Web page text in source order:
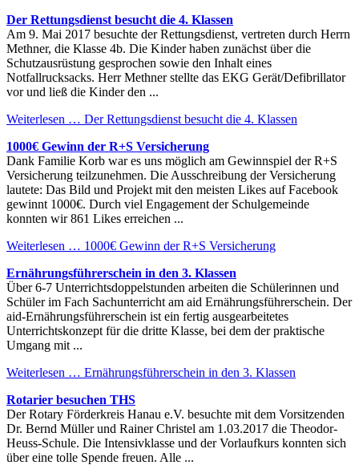
Der Rettungsdienst besucht die 4. Klassen
Am 9. Mai 2017 besuchte der Rettungsdienst, vertreten durch Herrn
Methner, die Klasse 4b. Die Kinder haben zunächst über die
Schutzausrüstung gesprochen sowie den Inhalt eines
Notfallrucksacks. Herr Methner stellte das EKG Gerät/Defibrillator
vor und ließ die Kinder den ...
Weiterlesen … Der Rettungsdienst besucht die 4. Klassen
1000€ Gewinn der R+S Versicherung
Dank Familie Korb war es uns möglich am Gewinnspiel der R+S
Versicherung teilzunehmen. Die Ausschreibung der Versicherung
lautete: Das Bild und Projekt mit den meisten Likes auf Facebook
gewinnt 1000€. Durch viel Engagement der Schulgemeinde
konnten wir 861 Likes erreichen ...
Weiterlesen … 1000€ Gewinn der R+S Versicherung
Ernährungsführerschein in den 3. Klassen
Über 6-7 Unterrichtsdoppelstunden arbeiten die Schülerinnen und
Schüler im Fach Sachunterricht am aid Ernährungsführerschein. Der
aid-Ernährungsführerschein ist ein fertig ausgearbeitetes
Unterrichtskonzept für die dritte Klasse, bei dem der praktische
Umgang mit ...
Weiterlesen … Ernährungsführerschein in den 3. Klassen
Rotarier besuchen THS
Der Rotary Förderkreis Hanau e.V. besuchte mit dem Vorsitzenden
Dr. Bernd Müller und Rainer Christel am 1.03.2017 die Theodor-
Heuss-Schule. Die Intensivklasse und der Vorlaufkurs konnten sich
über eine tolle Spende freuen. Alle ...